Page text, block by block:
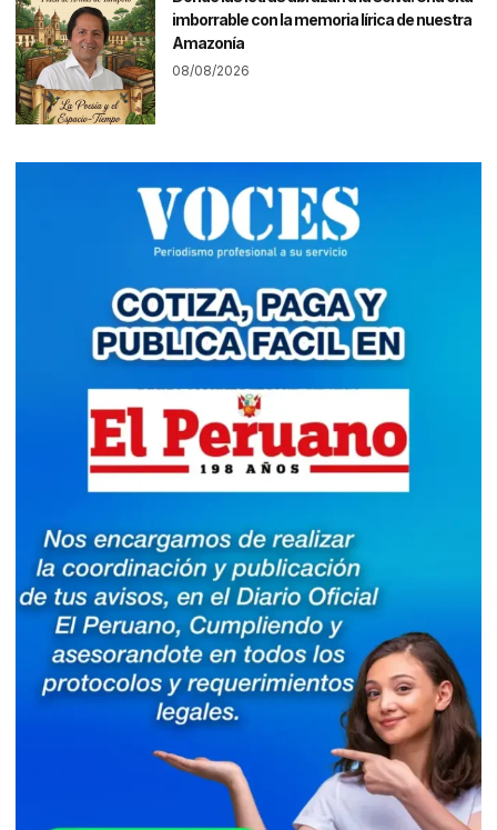
imborrable con la memoria lírica de nuestra
Amazonía
08/08/2026